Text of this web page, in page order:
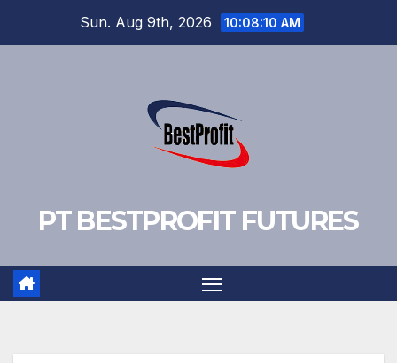
Sun. Aug 9th, 2026 10:08:11 AM
PT BESTPROFIT FUTURES